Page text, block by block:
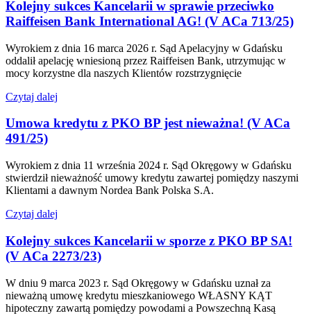
Kolejny sukces Kancelarii w sprawie przeciwko
Raiffeisen Bank International AG! (V ACa 713/25)
Wyrokiem z dnia 16 marca 2026 r. Sąd Apelacyjny w Gdańsku
oddalił apelację wniesioną przez Raiffeisen Bank, utrzymując w
mocy korzystne dla naszych Klientów rozstrzygnięcie
Czytaj dalej
Umowa kredytu z PKO BP jest nieważna! (V ACa
491/25)
Wyrokiem z dnia 11 września 2024 r. Sąd Okręgowy w Gdańsku
stwierdził nieważność umowy kredytu zawartej pomiędzy naszymi
Klientami a dawnym Nordea Bank Polska S.A.
Czytaj dalej
Kolejny sukces Kancelarii w sporze z PKO BP SA!
(V ACa 2273/23)
W dniu 9 marca 2023 r. Sąd Okręgowy w Gdańsku uznał za
nieważną umowę kredytu mieszkaniowego WŁASNY KĄT
hipoteczny zawartą pomiędzy powodami a Powszechną Kasą